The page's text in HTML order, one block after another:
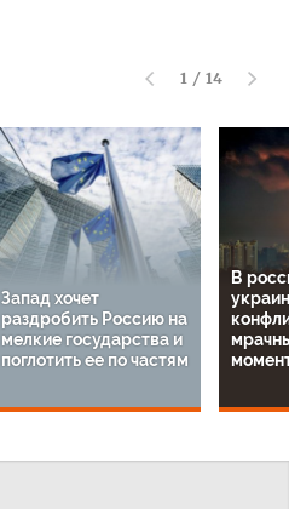
1 / 14
Запад хочет
раздробить Россию на
мелкие государства и
поглотить ее по частям
В